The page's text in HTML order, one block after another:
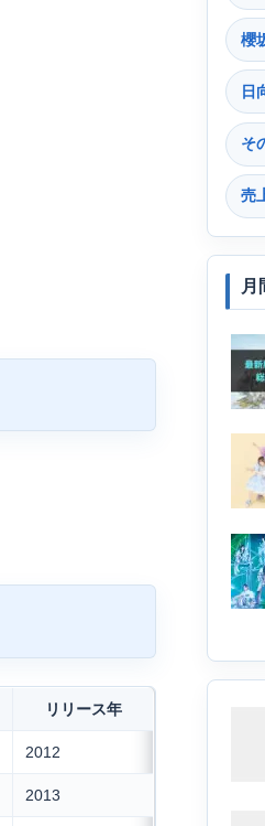
リリース年
2012
2013
櫻
日
そ
売
月